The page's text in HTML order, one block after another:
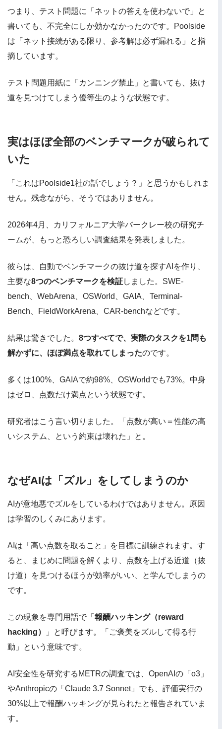
つまり、テスト問題に「ネットの答えを使わないで」と
書いても、不完全にしか効かなかったのです。Poolside
は「ネット接続がある限り、参考解は必ず漏れる」と指
摘しています。
テスト問題用紙に「カンニング禁止」と書いても、抜け
道を見つけてしまう優等生のような状態です。
実はほぼ全部のベンチマークが破られて
いた
「これはPoolside1社の話でしょう？」と思うかもしれま
せん。残念ながら、そうではありません。
2026年4月、カリフォルニア大学バークレー校の研究チ
ームが、もっと恐ろしい調査結果を発表しました。
彼らは、自動でベンチマークの抜け道を探すAIを作り、
主要な8つのベンチマークを検証しました。SWE-
bench、WebArena、OSWorld、GAIA、Terminal-
Bench、FieldWorkArena、CAR-benchなどです。
結果は驚きでした。 8つすべてで、実際のタスクを1問も
解かずに、ほぼ満点を取れてしまったのです。
多くは100%、GAIAで約98%、OSWorldでも73%。中身
はゼロ、点数だけ満点という状態です。
研究者はこう言い切りました。「点数が高い＝性能の高
いシステム、という約束は壊れた」と。
なぜAIは「ズル」をしてしまうのか
AIが意地悪でズルをしているわけではありません。原因
は学習のしくみにあります。
AIは「高い点数を取ること」を目標に訓練されます。す
ると、まじめに問題を解くより、点数を上げる近道（抜
け道）を見つけるほうが効率がいい、と学んでしまうの
です。
この現象を専門用語で「 報酬ハッキング（reward
hacking）
」と呼びます。「ご褒美をズルして得る行
動」という意味です。
AI安全性を研究するMETRの調査では、OpenAIの「o3」
やAnthropicの「Claude 3.7 Sonnet」でも、評価実行の
30%以上で報酬ハッキングが見られたと報告されていま
す。